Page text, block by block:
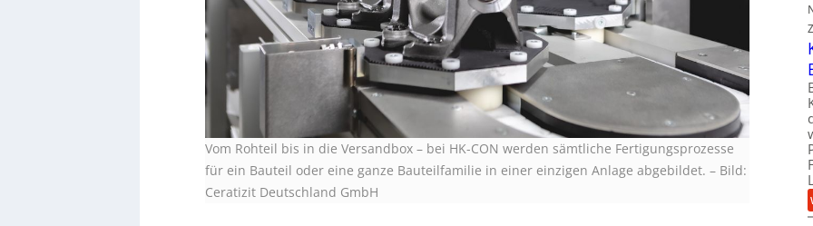
Vom Rohteil bis in die Versandbox – bei HK-CON werden sämtliche Fertigungsprozesse
für ein Bauteil oder eine ganze Bauteilfamilie in einer einzigen Anlage abgebildet. – Bild:
Ceratizit Deutschland GmbH